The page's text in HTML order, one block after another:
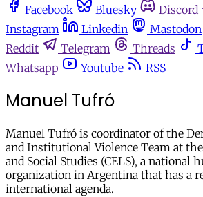
Facebook
Bluesky Discord
Instagram
Linkedin Mastodon
Reddit
Telegram Threads
Whatsapp
Youtube RSS
Manuel Tufró
Manuel Tufró is coordinator of the
and Institutional Violence Team at
and Social Studies (CELS), a national
organization in Argentina that has a
international agenda.